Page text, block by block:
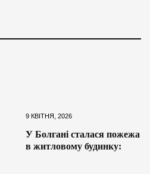
9 КВІТНЯ, 2026
У Болгані сталася пожежа
в житловому будинку: